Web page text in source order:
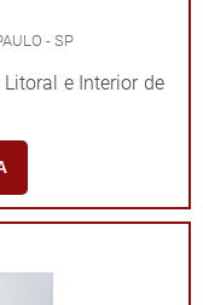
- SP
e Interior de